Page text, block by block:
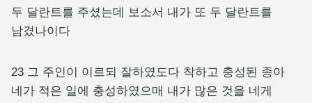
두 달란트를 주셨는데 보소서 내가 또 두 달란트를
남겼나이다
23 그 주인이 이르되 잘하였도다 착하고 충성된 종아
네가 적은 일에 충성하였으매 내가 많은 것을 네게